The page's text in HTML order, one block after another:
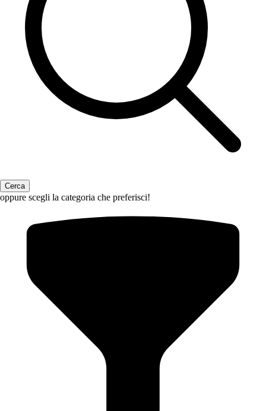
oppure scegli la categoria che preferisci!